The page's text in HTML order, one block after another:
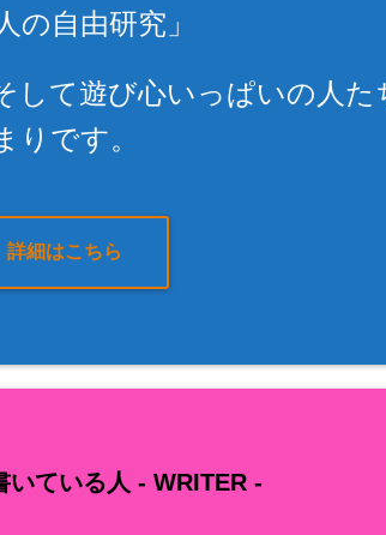
の自由研究」
して遊び心いっぱいの人た
りです。
詳細はこちら
いている人 - WRITER -